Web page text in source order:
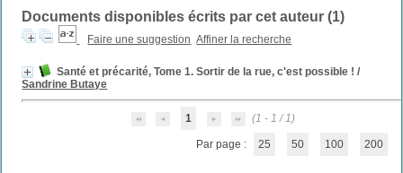
Documents disponibles écrits par cet auteur (1)
Faire une suggestion Affiner la recherche
Santé et précarité, Tome 1. Sortir de la rue, c'est possible ! /
Sandrine Butaye
1 (1 - 1 / 1)
Par page : 25 50 100 200